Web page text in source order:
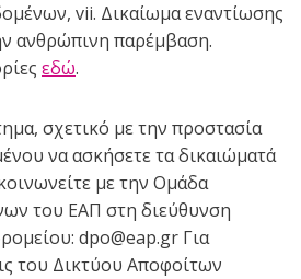
vii. Δικαίωμα εναντίωσης
ανθρώπινη παρέμβαση.
εδώ.
σχετικό με την προστασία
να ασκήσετε τα δικαιώματά
με την Ομάδα
του ΕΑΠ στη διεύθυνση
dpo@eap.gr Για
του Δικτύου Αποφοίτων